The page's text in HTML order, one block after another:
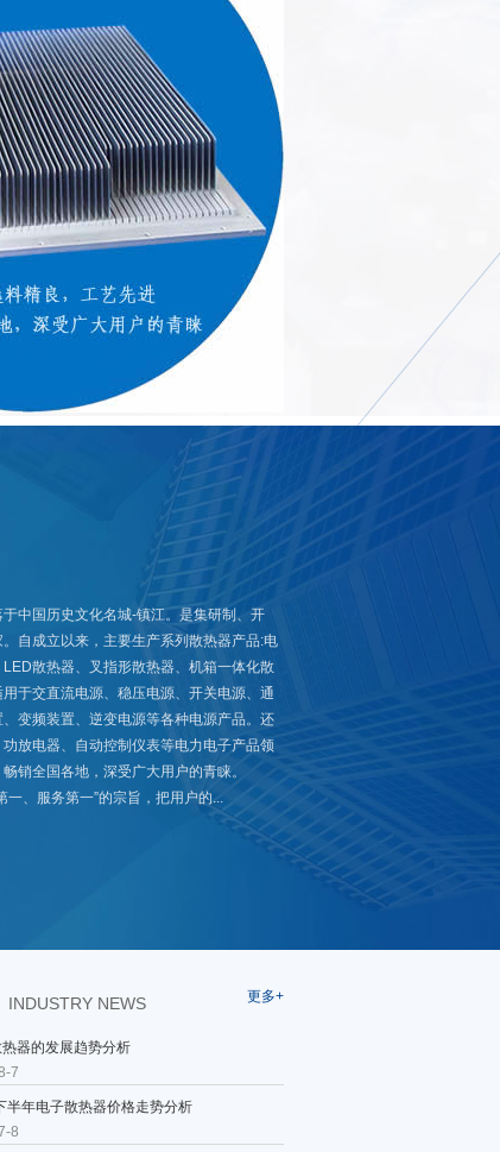
于中国历史文化名城-镇江。是集研制、开
自成立以来，主要生产系列散热器产品:电
散热器、叉指形散热器、机箱一体化散
于交直流电源、稳压电源、开关电源、通
变频装置、逆变电源等各种电源产品。还
放电器、自动控制仪表等电力电子产品领
销全国各地，深受广大用户的青睐。
、服务第一”的宗旨，把用户的...
INDUSTRY NEWS 更多+
热器的发展趋势分析
7
半年电子散热器价格走势分析
8